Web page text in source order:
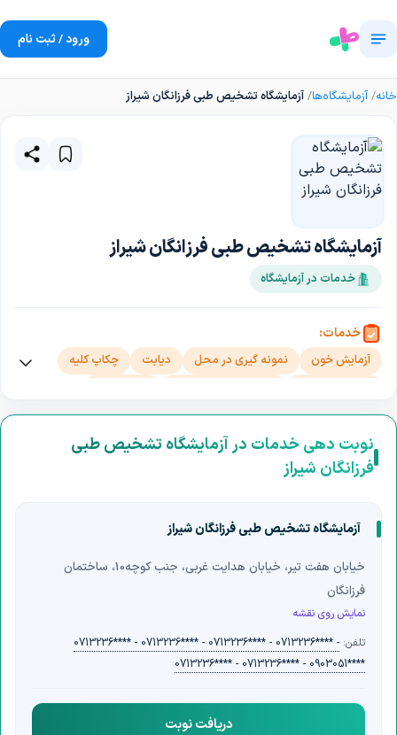
ورود / ثبت نام
خانه آزمایشگاه‌ها آزمایشگاه تشخیص طبی فرزانگان شیراز
آزمایشگاه تشخیص طبی فرزانگان شیراز
خدمات در آزمایشگاه
خدمات:
آزمایش خون نمونه گیری در محل دیابت
چکاپ کلیه
چکاپ زنان
مشاوره ژنتیک قبل از بارداری
چکاپ کودکان
چکاپ کودکان ( از 6 ماه تا 2 سال )
چکاپ مردان
تست کرونا در منزل
نوبت دهی خدمات در آزمایشگاه تشخیص طبی
فرزانگان شیراز
آزمایشگاه تشخیص طبی فرزانگان شیراز
خیابان هفت تیر، خیابان هدایت غربی، جنب کوچه10، ساختمان
فرزانگان
نمایش روی نقشه
تلفن: 0713236**** - 0713236**** - 0713236**** - 0713236**** -
0713236**** - 0713236**** - 0903051****
دریافت نوبت